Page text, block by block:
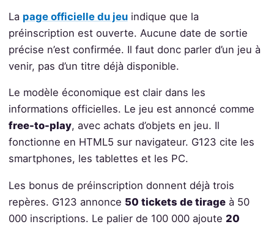
La page officielle du jeuindique que la
préinscription est ouverte. Aucune date de sortie
précise n’est confirmée. Il faut donc parler d’un jeu à
venir, pas d’un titre déjà disponible.
Le modèle économique est clair dans les
informations officielles. Le jeu est annoncé comme
free-to-play, avec achats d’objets en jeu. Il
fonctionne en HTML5 sur navigateur. G123 cite les
smartphones, les tablettes et les PC.
Les bonus de préinscription donnent déjà trois
repères. G123 annonce 50 tickets de tirageà 50
000 inscriptions. Le palier de 100 000 ajoute 20